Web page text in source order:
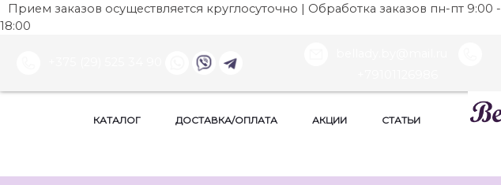
Прием заказов осуществляется круглосуточно | Обработка заказов пн-пт 9:00 -
18:00
КАТАЛОГ ДОСТАВКА/ОПЛАТА АКЦИИ СТАТЬИ